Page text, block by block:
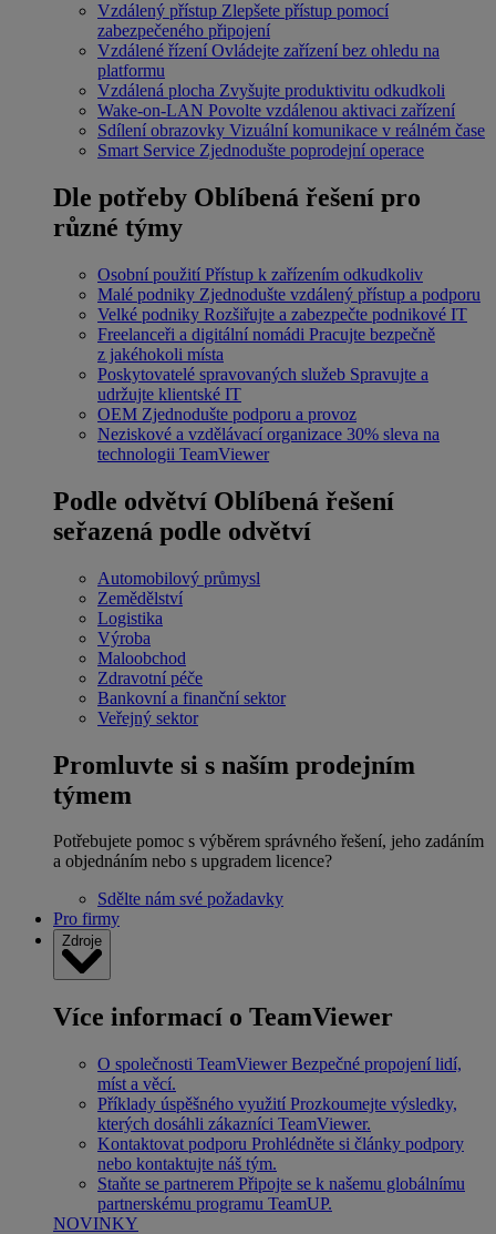
Vzdálený přístup Zlepšete přístup pomocí
zabezpečeného připojení
Vzdálené řízení Ovládejte zařízení bez ohledu na
platformu
Vzdálená plocha Zvyšujte produktivitu odkudkoli
Wake-on-LAN Povolte vzdálenou aktivaci zařízení
Sdílení obrazovky Vizuální komunikace v reálném čase
Smart Service Zjednodušte poprodejní operace
Dle potřeby Oblíbená řešení pro
různé týmy
Osobní použití Přístup k zařízením odkudkoliv
Malé podniky Zjednodušte vzdálený přístup a podporu
Velké podniky Rozšiřujte a zabezpečte podnikové IT
Freelanceři a digitální nomádi Pracujte bezpečně
z jakéhokoli místa
Poskytovatelé spravovaných služeb Spravujte a
udržujte klientské IT
OEM Zjednodušte podporu a provoz
Neziskové a vzdělávací organizace 30% sleva na
technologii TeamViewer
Podle odvětví Oblíbená řešení
seřazená podle odvětví
Automobilový průmysl
Zemědělství
Logistika
Výroba
Maloobchod
Zdravotní péče
Bankovní a finanční sektor
Veřejný sektor
Promluvte si s naším prodejním
týmem
Potřebujete pomoc s výběrem správného řešení, jeho zadáním
a objednáním nebo s upgradem licence?
Sdělte nám své požadavky
Pro firmy
Zdroje
Více informací o TeamViewer
O společnosti TeamViewer Bezpečné propojení lidí,
míst a věcí.
Příklady úspěšného využití Prozkoumejte výsledky,
kterých dosáhli zákazníci TeamViewer.
Kontaktovat podporu Prohlédněte si články podpory
nebo kontaktujte náš tým.
Staňte se partnerem Připojte se k našemu globálnímu
partnerskému programu TeamUP.
NOVINKY